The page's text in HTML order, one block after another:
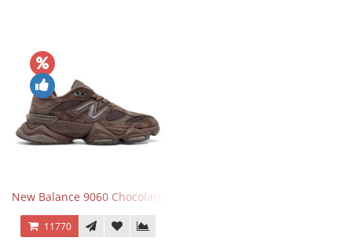
New Balance 9060 Chocolate Brown
11770